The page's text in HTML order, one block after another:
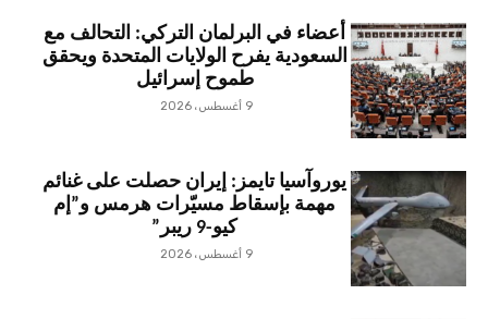
أعضاء في البرلمان التركي: التحالف مع
السعودية يفرح الولايات المتحدة ويحقق
طموح إسرائيل
9 أغسطس، 2026
يوروآسيا تايمز: إيران حصلت على غنائم
مهمة بإسقاط مسيّرات هرمس و”إم
كيو-9 ريبر”
9 أغسطس، 2026